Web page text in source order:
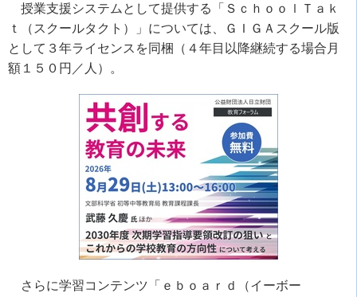
授業支援システムとして提供する「ＳｃｈｏｏｌＴａｋ
ｔ（スクールタクト）」については、ＧＩＧＡスクール版
として３年ライセンスを同梱（４年目以降継続する場合月
額１５０円／人）。
さらに学習コンテンツ「ｅｂｏａｒｄ（イーボー